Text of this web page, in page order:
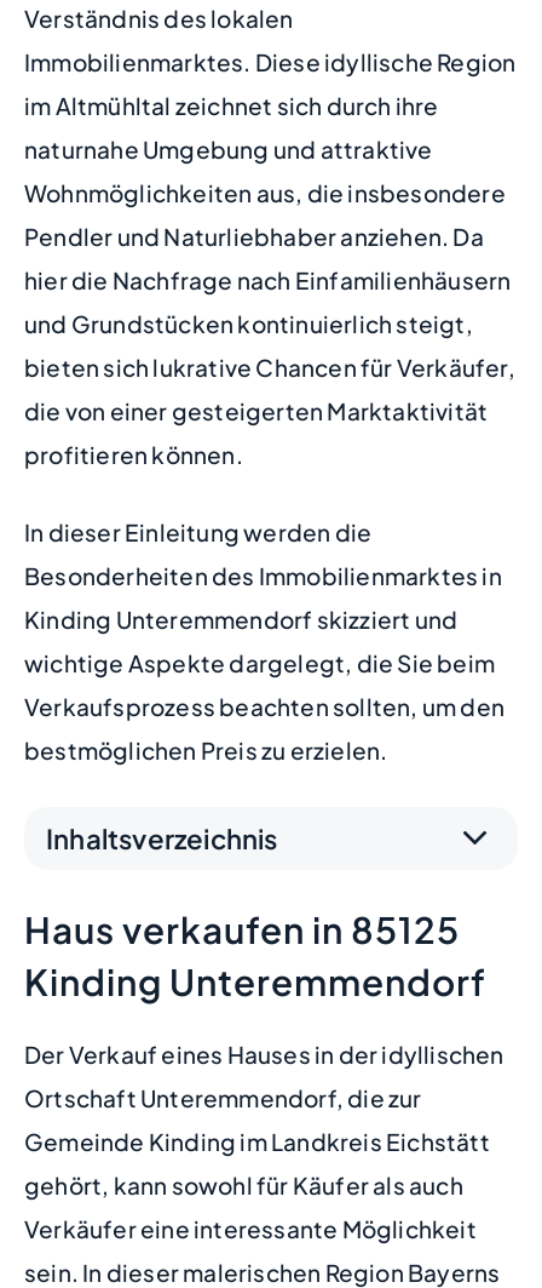
Verständnis des lokalen
Immobilienmarktes. Diese idyllische Region
im Altmühltal zeichnet sich durch ihre
naturnahe Umgebung und attraktive
Wohnmöglichkeiten aus, die insbesondere
Pendler und Naturliebhaber anziehen. Da
hier die Nachfrage nach Einfamilienhäusern
und Grundstücken kontinuierlich steigt,
bieten sich lukrative Chancen für Verkäufer,
die von einer gesteigerten Marktaktivität
profitieren können.
In dieser Einleitung werden die
Besonderheiten des Immobilienmarktes in
Kinding Unteremmendorf skizziert und
wichtige Aspekte dargelegt, die Sie beim
Verkaufsprozess beachten sollten, um den
bestmöglichen Preis zu erzielen.
Inhaltsverzeichnis
Haus verkaufen in 85125
Kinding Unteremmendorf
Der Verkauf eines Hauses in der idyllischen
Ortschaft Unteremmendorf, die zur
Gemeinde Kinding im Landkreis Eichstätt
gehört, kann sowohl für Käufer als auch
Verkäufer eine interessante Möglichkeit
sein. In dieser malerischen Region Bayerns